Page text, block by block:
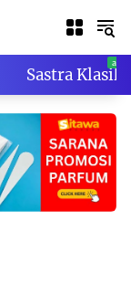
Sastra Klasik